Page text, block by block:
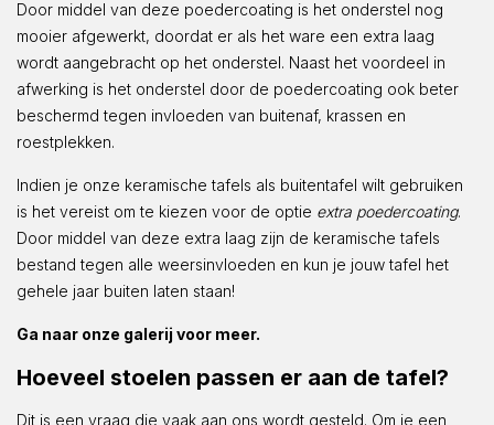
Door middel van deze poedercoating is het onderstel nog
mooier afgewerkt, doordat er als het ware een extra laag
wordt aangebracht op het onderstel. Naast het voordeel in
afwerking is het onderstel door de poedercoating ook beter
beschermd tegen invloeden van buitenaf, krassen en
roestplekken.
Indien je onze keramische tafels als buitentafel wilt gebruiken
is het vereist om te kiezen voor de optie extra poedercoating.
Door middel van deze extra laag zijn de keramische tafels
bestand tegen alle weersinvloeden en kun je jouw tafel het
gehele jaar buiten laten staan!
Ga naar onze galerij voor meer.
Hoeveel stoelen passen er aan de tafel?
Dit is een vraag die vaak aan ons wordt gesteld. Om je een